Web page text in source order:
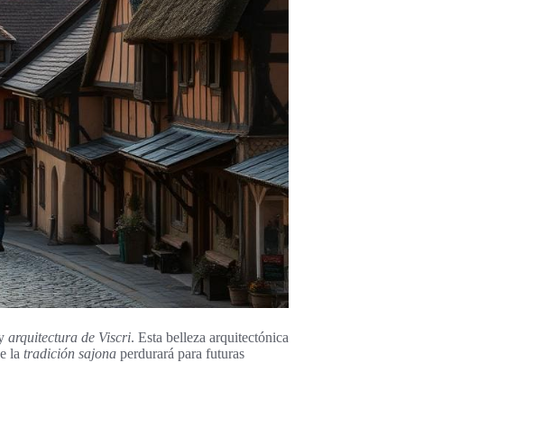
arquitectura de Viscri. Esta belleza arquitectónica
la tradición sajona perdurará para futuras